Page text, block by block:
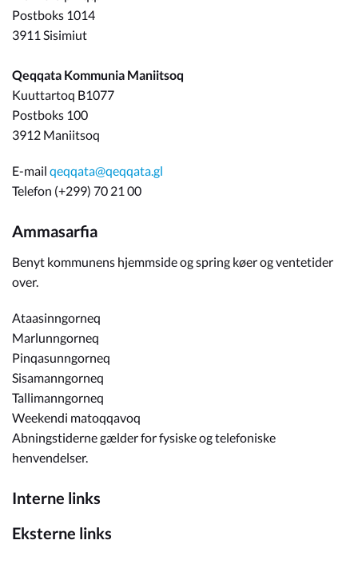
Postboks 1014
3911 Sisimiut
Qeqqata Kommunia Maniitsoq
Kuuttartoq B1077
Postboks 100
3912 Maniitsoq
E-mail qeqqata@qeqqata.gl
Telefon (+299) 70 21 00
Ammasarfia
Benyt kommunens hjemmside og spring køer og ventetider
over.
Ataasinngorneq
Marlunngorneq
Pinqasunngorneq
Sisamanngorneq
Tallimanngorneq
Weekendi matoqqavoq
Abningstiderne gælder for fysiske og telefoniske
henvendelser.
Interne links
Eksterne links